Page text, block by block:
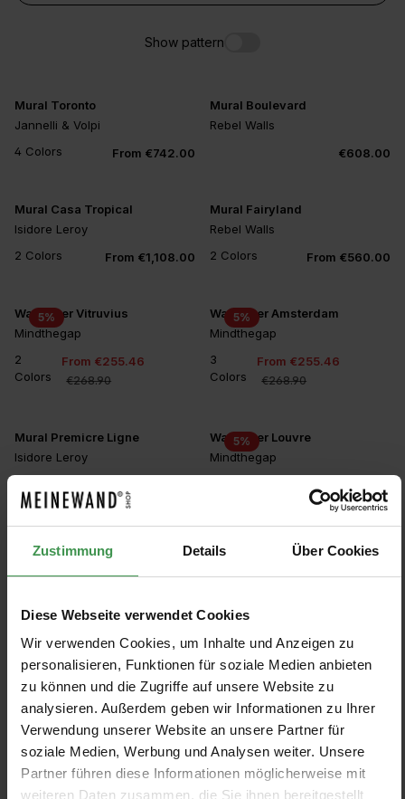
Zustimmung Details Über Cookies
Diese Webseite verwendet Cookies
Wir verwenden Cookies, um Inhalte und Anzeigen zu
personalisieren, Funktionen für soziale Medien anbieten
zu können und die Zugriffe auf unsere Website zu
analysieren. Außerdem geben wir Informationen zu Ihrer
Verwendung unserer Website an unsere Partner für
soziale Medien, Werbung und Analysen weiter. Unsere
Partner führen diese Informationen möglicherweise mit
weiteren Daten zusammen, die Sie ihnen bereitgestellt
Show pattern
Mural Toronto
Jannelli & Volpi
4 Colors
From €742.00
Mural Boulevard
Rebel Walls
€608.00
Mural Casa Tropical
Isidore Leroy
2 Colors
From €1,108.00
Mural Fairyland
Rebel Walls
2 Colors
From €560.00
5%
Wallpaper Vitruvius
Mindthegap
2
Colors
From €255.46
€268.90
5%
Wallpaper Amsterdam
Mindthegap
3
Colors
From €255.46
€268.90
Mural Premicre Ligne
Isidore Leroy
5%
Wallpaper Louvre
Mindthegap
Jannelli & Volpi
4 Colors
From €865.00
Jannelli & Volpi
4 Colors
Mural Urban Garden
Coordonné
2 Colors
From €641.00
Mural Swan Pond
Rebel Walls
3 Colors
From €560.00
Mural Benidorm
Tres Tintas
Mural Marrakech Original
Isidore Leroy